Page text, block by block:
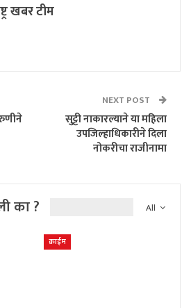
खबर टीम
NEXT POST
सुट्टी नाकारल्याने या महिला
उपजिल्हाधिकारीने दिला
नोकरीचा राजीनामा
All
का ?
क्राईम